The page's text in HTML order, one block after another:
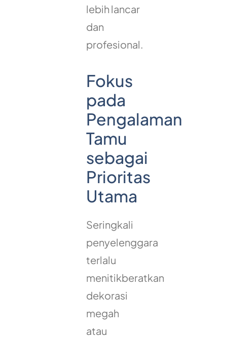
lebih lancar
dan
profesional.
Fokus
pada
Pengalaman
Tamu
sebagai
Prioritas
Utama
Seringkali
penyelenggara
terlalu
menitikberatkan
dekorasi
megah
atau